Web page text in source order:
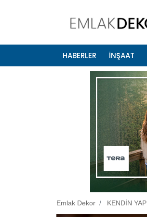
HABERLER İNŞAAT
Emlak Dekor KENDİN YAP